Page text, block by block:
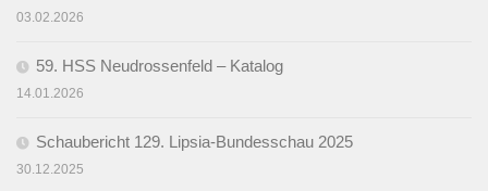
03.02.2026
59. HSS Neudrossenfeld – Katalog
14.01.2026
Schaubericht 129. Lipsia-Bundesschau 2025
30.12.2025